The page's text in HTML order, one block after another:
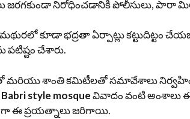
నిరోధించడానికి పోలీసులు, పారా
మథురలో కూడా భద్రతా ఏర్పాట్లు కట్టుదిట్టం
పటిష్టం చేశారు.
శాంతి కమిటీలతో సమావేశాలు
Babri style mosqueవివాదం వంటి అంశాలు
ఈ ప్రయత్నాలు జరిగాయి.